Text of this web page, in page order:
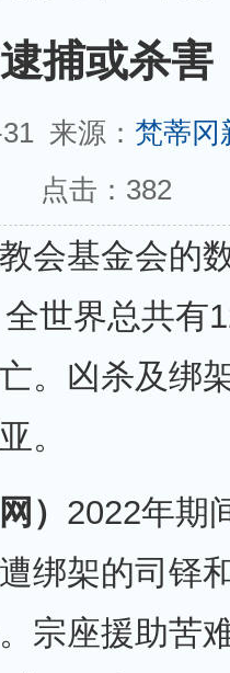
逮捕或杀害
来源： 梵蒂冈
点击： 382
会基金会的
世界总共有
。凶杀及绑
。
） 2022年期
绑架的司铎
宗座援助苦